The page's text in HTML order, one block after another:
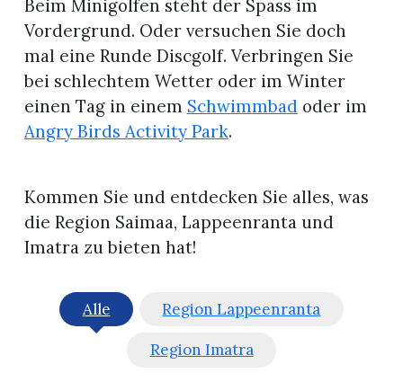
Beim Minigolfen steht der Spass im
Vordergrund. Oder versuchen Sie doch
mal eine Runde Discgolf. Verbringen Sie
bei schlechtem Wetter oder im Winter
einen Tag in einem Schwimmbadoder im
Angry Birds Activity Park.
Kommen Sie und entdecken Sie alles, was
die Region Saimaa, Lappeenranta und
Imatra zu bieten hat!
Alle Region Lappeenranta
Region Imatra